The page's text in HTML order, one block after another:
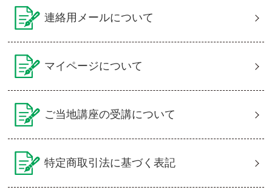
連絡用メールについて
マイページについて
ご当地講座の受講について
特定商取引法に基づく表記